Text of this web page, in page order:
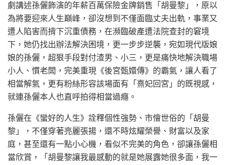
劇講述孫儷飾演的年薪百萬保險金牌銷售「胡曼黎」，原以
為將要迎來人生巔峰，卻沒想到不僅面臨丈夫出軌，事業又
遭人陷害而揹下沉重債務，在瀕臨破產遭法院查封的窘境
下，她仍找出辦法解決困境，更一步步逆襲，宛如現代版娘
娘的孫儷，超狠手段對付渣男、小三，更是痛快地解決職場
小人、慣老闆，完美重現《後宮甄嬛傳》的霸氣，讓人看了
相當解氣，更有粉絲形容該場面有「熹妃回宮」的既視感，
就連孫儷本人也直呼拍得相當過癮。
孫儷在《蠻好的人生》詮釋個性強勢、市儈世俗的「胡曼
黎」，不僅穿著亮麗張揚，還不時炫耀榮譽、財富以及家
庭，甚至還有一點小心機，看似不完美的角色，卻讓孫儷相
當欣賞，「胡曼黎讓我最感動的就是她展露她很多面，我一